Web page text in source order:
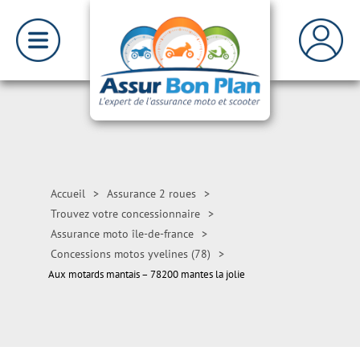
Accueil > Assurance 2 roues >
Trouvez votre concessionnaire >
Assurance moto île-de-france >
Concessions motos yvelines (78)
>
Aux motards mantais – 78200 mantes la jolie